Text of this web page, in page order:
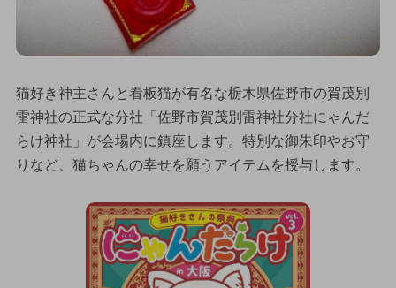
猫好き神主さんと看板猫が有名な栃木県佐野市の賀茂別
雷神社の正式な分社「佐野市賀茂別雷神社分社にゃんだ
らけ神社」が会場内に鎮座します。特別な御朱印やお守
りなど、猫ちゃんの幸せを願うアイテムを授与します。